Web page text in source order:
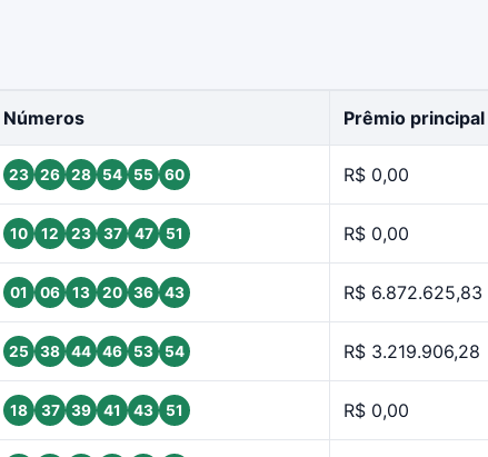
Números Prêmio principal
23 26 28 54 55 60 R$ 0,00
10 12 23 37 47 51 R$ 0,00
01 06 13 20 36 43 R$ 6.872.625,83
25 38 44 46 53 54 R$ 3.219.906,28
18 37 39 41 43 51 R$ 0,00